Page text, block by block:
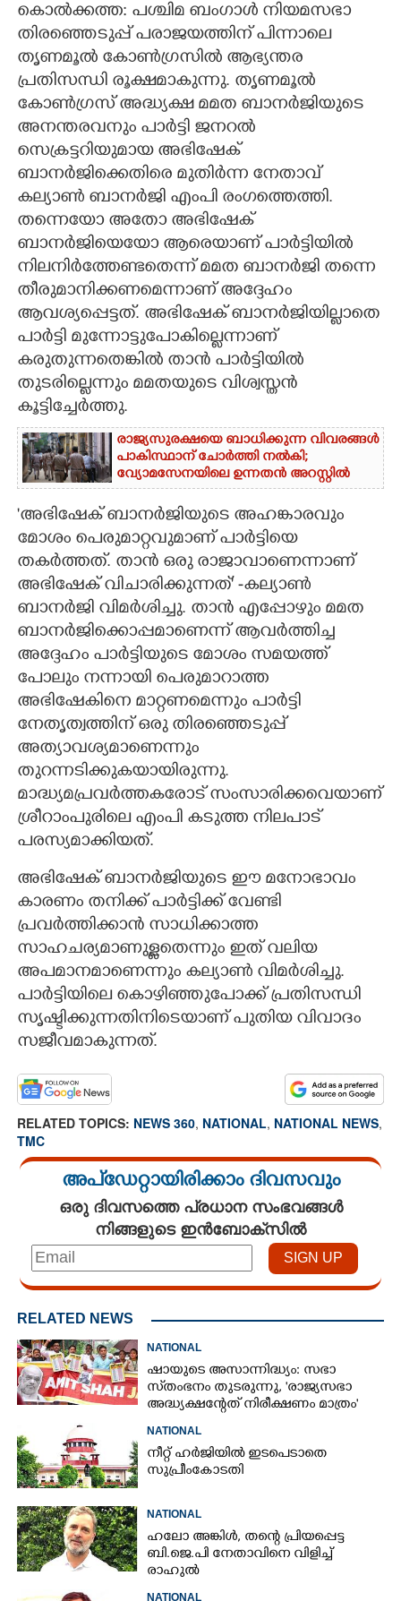
CARTOONS
LITERATURE
ZOOM
CONTACT US
കൊൽക്കത്ത: പശ്ചിമ ബംഗാൾ നിയമസഭാ
തിരഞ്ഞെടുപ്പ് പരാജയത്തിന് പിന്നാലെ
തൃണമൂൽ കോൺഗ്രസിൽ ആഭ്യന്തര
പ്രതിസന്ധി രൂക്ഷമാകുന്നു. തൃണമൂൽ
കോൺഗ്രസ് അദ്ധ്യക്ഷ മമത ബാനർജിയുടെ
അനന്തരവനും പാർട്ടി ജനറൽ
സെക്രട്ടറിയുമായ അഭിഷേക്
ബാനർജിക്കെതിരെ മുതിർന്ന നേതാവ്
കല്യാൺ ബാനർജി എംപി രംഗത്തെത്തി.
തന്നെയോ അതോ അഭിഷേക്
ബാനർജിയെയോ ആരെയാണ് പാർട്ടിയിൽ
നിലനിർത്തേണ്ടതെന്ന് മമത ബാനർജി തന്നെ
തീരുമാനിക്കണമെന്നാണ് അദ്ദേഹം
ആവശ്യപ്പെട്ടത്. അഭിഷേക് ബാനർജിയില്ലാതെ
പാർട്ടി മുന്നോട്ടുപോകില്ലെന്നാണ്
കരുതുന്നതെങ്കിൽ താൻ പാർട്ടിയിൽ
തുടരില്ലെന്നും മമതയുടെ വിശ്വസ്തൻ
കൂട്ടിച്ചേർത്തു.
രാജ്യസുരക്ഷയെ ബാധിക്കുന്ന വിവരങ്ങൾ
പാകിസ്ഥാന് ചോ‌ർത്തി നൽകി;
വ്യോമസേനയിലെ ഉന്നതൻ അറസ്റ്റിൽ
'അഭിഷേക് ബാനർജിയുടെ അഹങ്കാരവും
മോശം പെരുമാറ്റവുമാണ് പാർട്ടിയെ
തകർത്തത്. താൻ ഒരു രാജാവാണെന്നാണ്
അഭിഷേക് വിചാരിക്കുന്നത്' -കല്യാൺ
ബാനർജി വിമർശിച്ചു. താൻ എപ്പോഴും മമത
ബാനർജിക്കൊപ്പമാണെന്ന് ആവർത്തിച്ച
അദ്ദേഹം പാർട്ടിയുടെ മോശം സമയത്ത്
പോലും നന്നായി പെരുമാറാത്ത
അഭിഷേകിനെ മാറ്റണമെന്നും പാർട്ടി
നേതൃത്വത്തിന് ഒരു തിരഞ്ഞെടുപ്പ്
അത്യാവശ്യമാണെന്നും
തുറന്നടിക്കുകയായിരുന്നു.
മാദ്ധ്യമപ്രവർത്തകരോട് സംസാരിക്കവെയാണ്
ശ്രീറാംപുരിലെ എംപി കടുത്ത നിലപാട്
പരസ്യമാക്കിയത്.
അഭിഷേക് ബാനർജിയുടെ ഈ മനോഭാവം
കാരണം തനിക്ക് പാർട്ടിക്ക് വേണ്ടി
പ്രവർത്തിക്കാൻ സാധിക്കാത്ത
സാഹചര്യമാണുള്ളതെന്നും ഇത് വലിയ
അപമാനമാണെന്നും കല്യാൺ വിമർശിച്ചു.
പാർട്ടിയിലെ കൊഴിഞ്ഞുപോക്ക് പ്രതിസന്ധി
സൃഷ്ടിക്കുന്നതിനിടെയാണ് പുതിയ വിവാദം
സജീവമാകുന്നത്.
RELATED TOPICS: NEWS 360, NATIONAL, NATIONAL NEWS,
TMC
അപ്ഡേറ്റായിരിക്കാം ദിവസവും
ഒരു ദിവസത്തെ പ്രധാന സംഭവങ്ങൾ
നിങ്ങളുടെ ഇൻബോക്സിൽ
RELATED NEWS
NATIONAL
ഷായുടെ അസാന്നിദ്ധ്യം: സഭാ
സ്‌തംഭനം തുടരുന്നു, 'രാജ്യസഭാ
അദ്ധ്യക്ഷന്റേത് നിരീക്ഷണം മാത്രം'
NATIONAL
നീറ്റ് ഹർജിയിൽ ഇടപെടാതെ
സുപ്രീംകോടതി
NATIONAL
ഹലോ അങ്കിൾ,​ തന്റെ പ്രിയപ്പെട്ട
ബി.ജെ.പി നേതാവിനെ വിളിച്ച്
രാഹുൽ
NATIONAL